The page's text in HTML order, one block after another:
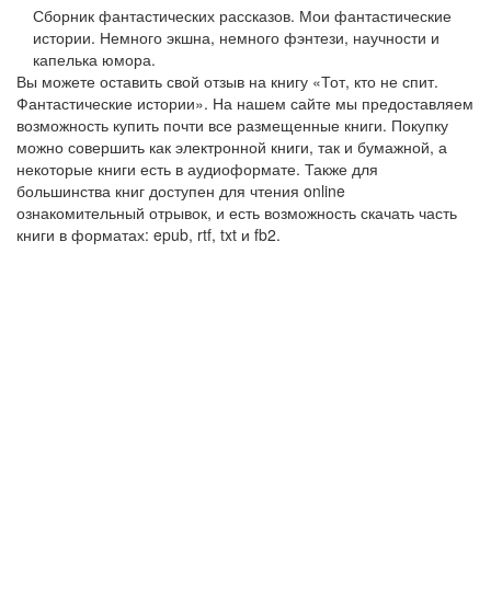
Сборник фантастических рассказов. Мои фантастические
истории. Немного экшна, немного фэнтези, научности и
капелька юмора.
Вы можете оставить свой отзыв на книгу «Тот, кто не спит.
Фантастические истории». На нашем сайте мы предоставляем
возможность купить почти все размещенные книги. Покупку
можно совершить как электронной книги, так и бумажной, а
некоторые книги есть в аудиоформате. Также для
большинства книг доступен для чтения online
ознакомительный отрывок, и есть возможность скачать часть
книги в форматах: epub, rtf, txt и fb2.